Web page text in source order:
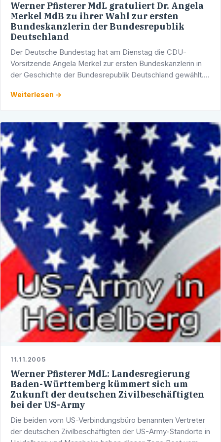
Werner Pfisterer MdL gratuliert Dr. Angela
Merkel MdB zu ihrer Wahl zur ersten
Bundeskanzlerin der Bundesrepublik
Deutschland
Der Deutsche Bundestag hat am Dienstag die CDU-
Vorsitzende Angela Merkel zur ersten Bundeskanzlerin in
der Geschichte der Bundesrepublik Deutschland gewählt.
Weiterlesen →
11.11.2005
Werner Pfisterer MdL: Landesregierung
Baden-Württemberg kümmert sich um
Zukunft der deutschen Zivilbeschäftigten
bei der US-Army
Die beiden vom US-Verbindungsbüro benannten Vertreter
der deutschen Zivilbeschäftigten der US-Army-Standorte in